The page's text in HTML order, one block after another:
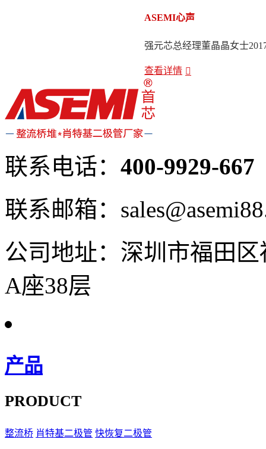
ASEMI心声
强元芯总经理董晶晶女士
查看详情
联系电话： 400-9929-667
联系邮箱：
公司地址：深圳市福田
A座38层
产品
PRODUCT
整流桥 肖特基二极管 快恢复二极管